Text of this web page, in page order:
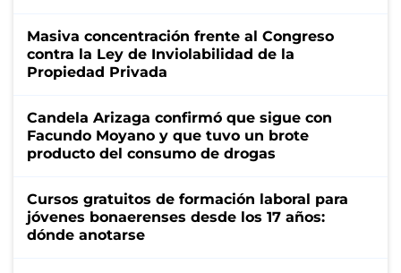
Masiva concentración frente al Congreso
contra la Ley de Inviolabilidad de la
Propiedad Privada
Candela Arizaga confirmó que sigue con
Facundo Moyano y que tuvo un brote
producto del consumo de drogas
Cursos gratuitos de formación laboral para
jóvenes bonaerenses desde los 17 años:
dónde anotarse